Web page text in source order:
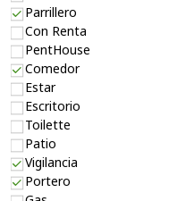
Parrillero
Con Renta
PentHouse
Comedor
Estar
Escritorio
Toilette
Patio
Vigilancia
Portero